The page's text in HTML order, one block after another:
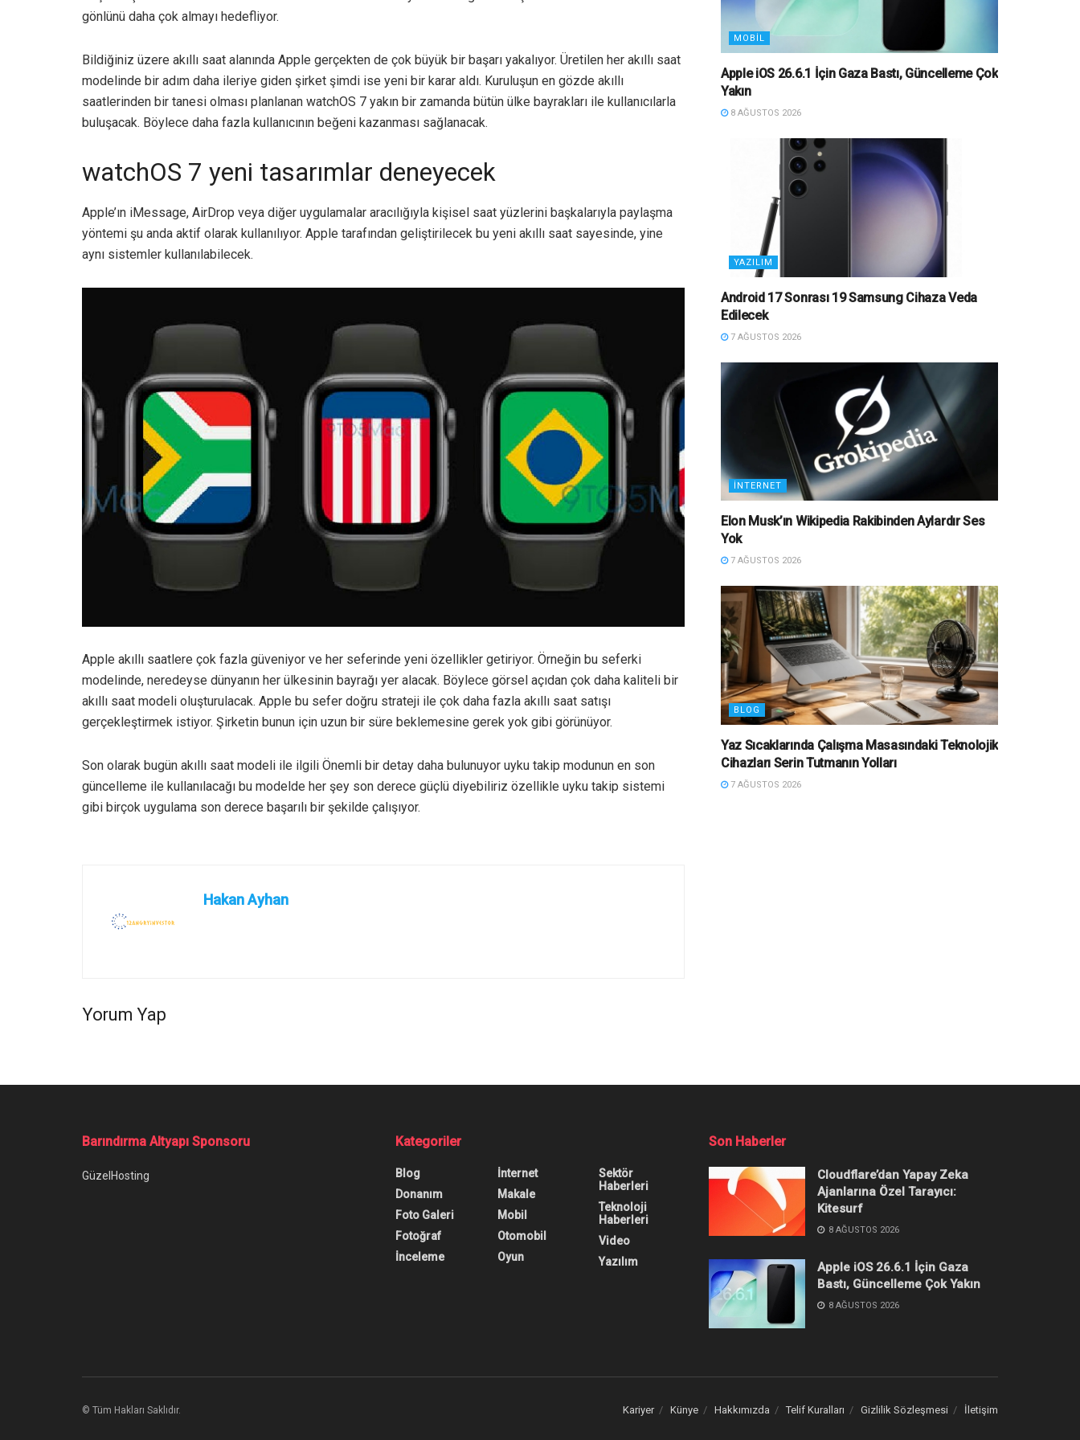
gönlünü daha çok almayı hedefliyor.
Bildiğiniz üzere akıllı saat alanında Apple gerçekten de çok büyük bir başarı yakalıyor. Üretilen her akıllı saat
modelinde bir adım daha ileriye giden şirket şimdi ise yeni bir karar aldı. Kuruluşun en gözde akıllı
saatlerinden bir tanesi olması planlanan watchOS 7 yakın bir zamanda bütün ülke bayrakları ile kullanıcılarla
buluşacak. Böylece daha fazla kullanıcının beğeni kazanması sağlanacak.
watchOS 7 yeni tasarımlar deneyecek
Apple’ın iMessage, AirDrop veya diğer uygulamalar aracılığıyla kişisel saat yüzlerini başkalarıyla paylaşma
yöntemi şu anda aktif olarak kullanılıyor. Apple tarafından geliştirilecek bu yeni akıllı saat sayesinde, yine
aynı sistemler kullanılabilecek.
Apple akıllı saatlere çok fazla güveniyor ve her seferinde yeni özellikler getiriyor. Örneğin bu seferki
modelinde, neredeyse dünyanın her ülkesinin bayrağı yer alacak. Böylece görsel açıdan çok daha kaliteli bir
akıllı saat modeli oluşturulacak. Apple bu sefer doğru strateji ile çok daha fazla akıllı saat satışı
gerçekleştirmek istiyor. Şirketin bunun için uzun bir süre beklemesine gerek yok gibi görünüyor.
Son olarak bugün akıllı saat modeli ile ilgili Önemli bir detay daha bulunuyor uyku takip modunun en son
güncelleme ile kullanılacağı bu modelde her şey son derece güçlü diyebiliriz özellikle uyku takip sistemi
gibi birçok uygulama son derece başarılı bir şekilde çalışıyor.
Hakan Ayhan
Yorum Yap
MOBIL
Apple iOS 26.6.1 İçin Gaza Bastı, Güncelleme Çok
Yakın
8 AĞUSTOS 2026
YAZILIM
Android 17 Sonrası 19 Samsung Cihaza Veda
Edilecek
7 AĞUSTOS 2026
İNTERNET
Elon Musk’ın Wikipedia Rakibinden Aylardır Ses
Yok
7 AĞUSTOS 2026
BLOG
Yaz Sıcaklarında Çalışma Masasındaki Teknolojik
Cihazları Serin Tutmanın Yolları
7 AĞUSTOS 2026
Ana Sayfa/JBL Hoparlörler Nasıl Üretiliyor?
JBL Hoparlörler Nasıl Üretiliyor?